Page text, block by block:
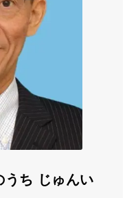
四国本部
ち じゅんい